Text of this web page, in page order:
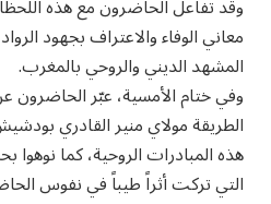
وقد تفاعل الحاضرون مع هذه
معاني الوفاء والاعتراف بجهود
المشهد الديني والروحي بالمغرب.
وفي ختام الأمسية، عبّر
الطريقة مولاي منير القادري
هذه المبادرات الروحية، كما
التي تركت أثراً طيباً في نفوس